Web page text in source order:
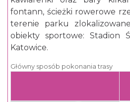
fontann, ścieżki rowerowe
terenie parku
obiekty sportowe: Stadion
Katowice.
Główny sposób pokonania trasy